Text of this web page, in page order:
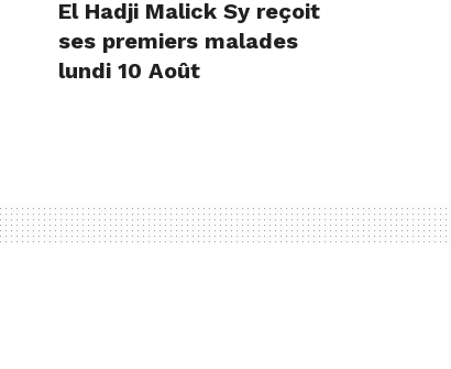
El Hadji Malick Sy reçoit
ses premiers malades
lundi 10 Août